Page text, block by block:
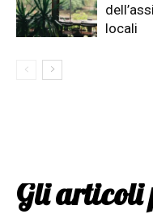
locali
Gli articoli